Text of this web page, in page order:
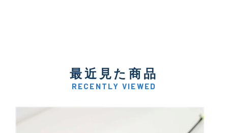
最近見た商品
RECENTLY VIEWED